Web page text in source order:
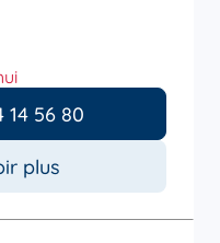
14 56 80
plus